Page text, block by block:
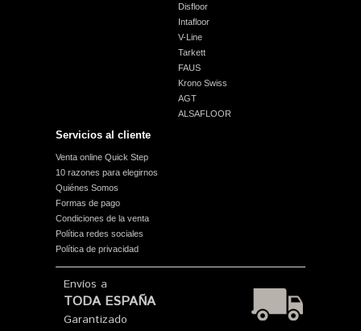
Disfloor
Intafloor
V-Line
Tarkett
FAUS
Krono Swiss
AGT
ALSAFLOOR
Servicios al cliente
Venta online Quick Step
10 razones para elegirnos
Quiénes Somos
Formas de pago
Condiciones de la venta
Política redes sociales
Política de privacidad
Envíos a
TODA ESPAÑA
Garantizado